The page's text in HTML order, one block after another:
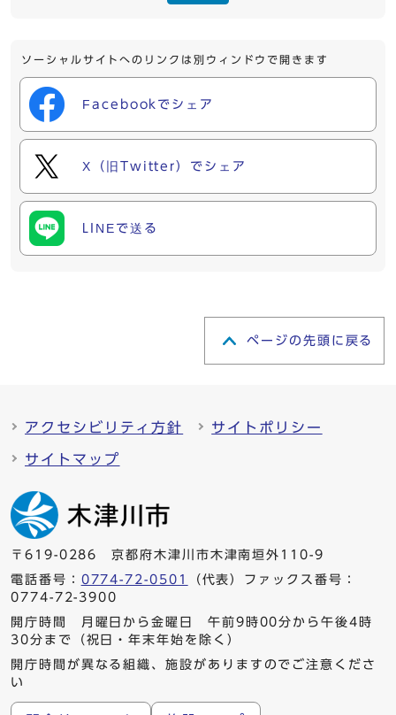
ソーシャルサイトへのリンクは別ウィンドウで開きます
Facebookでシェア
X（旧Twitter）でシェア
LINEで送る
ページの先頭に戻る
アクセシビリティ方針 サイトポリシー
サイトマップ
〒619-0286 京都府木津川市木津南垣外110-9
電話番号： 0774-72-0501
（代表）ファックス番号：
0774-72-3900
開庁時間 月曜日から金曜日 午前9時00分から午後4時
30分まで（祝日・年末年始を除く）
開庁時間が異なる組織、施設がありますのでご注意くださ
い